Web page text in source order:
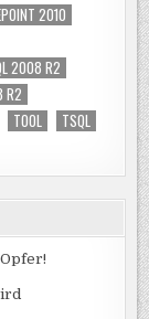
2010
2008 R2
R2
TOOL
TSQL